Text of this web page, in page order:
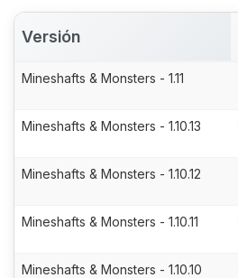
Versión
Mineshafts & Monsters - 1.11
Mineshafts & Monsters - 1.10.13
Mineshafts & Monsters - 1.10.12
Mineshafts & Monsters - 1.10.11
Mineshafts & Monsters - 1.10.10